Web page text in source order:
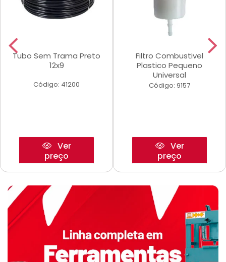
Tubo Sem Trama Preto
12x9
Código: 41200
Ver
preço
Filtro Combustivel
Plastico Pequeno
Universal
Código: 9157
Ver
preço